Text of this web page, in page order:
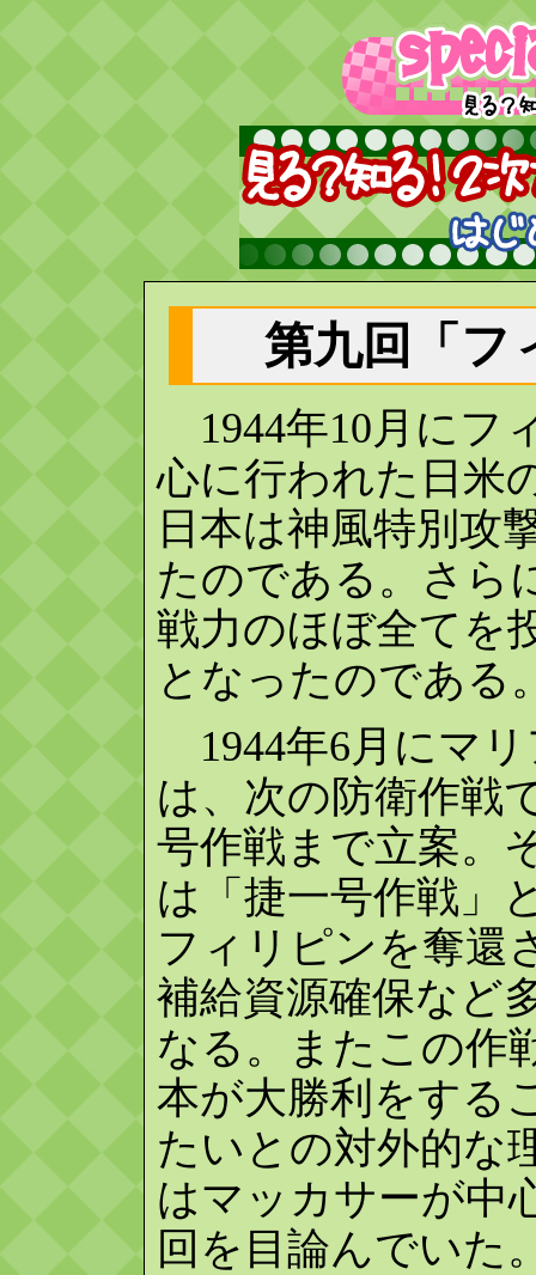
第九回「フ
1944年10月にフ
心に行われた日米
日本は神風特別攻
たのである。さら
戦力のほぼ全てを
となったのである
1944年6月にマ
は、次の防衛作戦
号作戦まで立案。
は「捷一号作戦」
フィリピンを奪還
補給資源確保など
なる。またこの作
本が大勝利をする
たいとの対外的な
はマッカサーが中
回を目論んでいた